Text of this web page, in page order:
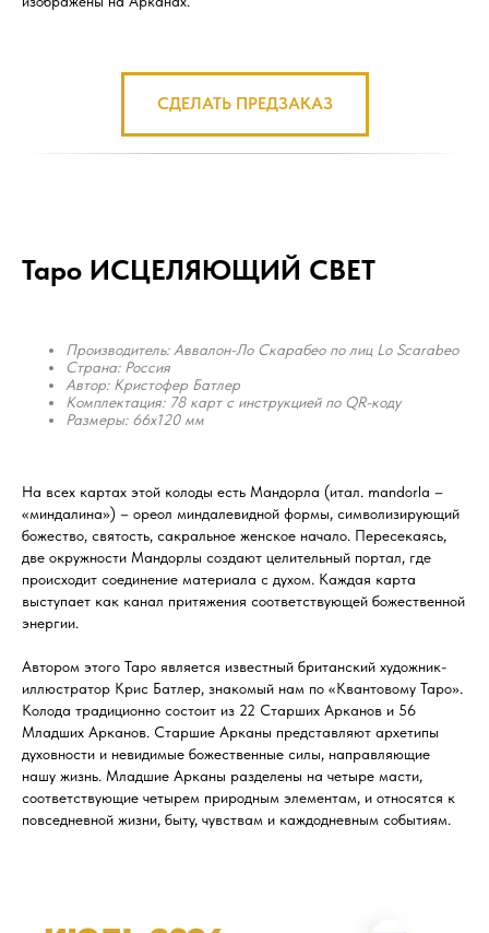
СДЕЛАТЬ ПРЕДЗАКАЗ
Таро ИСЦЕЛЯЮЩИЙ СВЕТ
Производитель: Аввалон-Ло Скарабео по лиц Lo Scarabeo
Страна: Россия
Автор: Кристофер Батлер
Комплектация: 78 карт с инструкцией по QR-коду
Размеры: 66x120 мм
На всех картах этой колоды есть Мандорла (итал. mandorla –
«миндалина») – ореол миндалевидной формы, символизирующий
божество, святость, сакральное женское начало. Пересекаясь,
две окружности Мандорлы создают целительный портал, где
происходит соединение материала с духом. Каждая карта
выступает как канал притяжения соответствующей божественной
энергии.
Автором этого Таро является известный британский художник-
иллюстратор Крис Батлер, знакомый нам по «Квантовому Таро».
Колода традиционно состоит из 22 Старших Арканов и 56
Младших Арканов. Старшие Арканы представляют архетипы
духовности и невидимые божественные силы, направляющие
нашу жизнь. Младшие Арканы разделены на четыре масти,
соответствующие четырем природным элементам, и относятся к
повседневной жизни, быту, чувствам и каждодневным событиям.